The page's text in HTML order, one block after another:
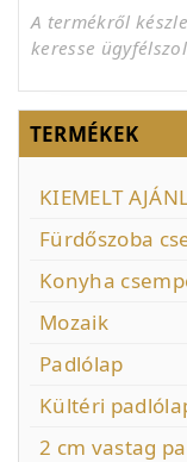
A termékről
keresse
TERMÉKEK
KIEMELT
Fürdőszoba
Konyha
Mozaik
Padlólap
Kültéri
2 cm vastag